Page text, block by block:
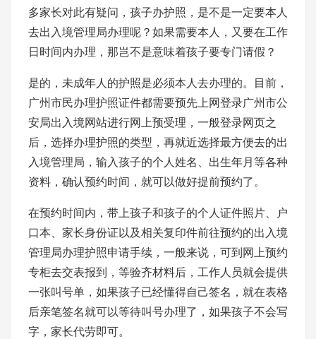
多家长对此有疑问，孩子办护照，是不是一定要本人
去出入境管理局办理呢？如果需要本人，又要在工作
日时间内办理，那岂不是意味着孩子要专门请假？
是的，未成年人的护照是必须本人去办理的。目前，
广州市民办理护照证件都需要预先上网登录广州市公
安局出入境网站进行网上预受理，一般登录网页之
后，选择办理护照的类型，再就近选择最方便去的出
入境管理局，输入孩子的个人姓名、出生年月等各种
资料，确认预约时间，就可以做好提前预约了。
在预约时间内，带上孩子和孩子的个人证件照片、户
口本、家长身份证以及相关复印件前往预约的出入境
管理局办理护照申请手续，一般来说，可到网上预约
专柜去交表报到，等验齐材料后，工作人员就会提供
一张叫号单，如果孩子已经懂得自己签名，就在表格
后亲笔签名就可以等待叫号办理了，如果孩子不会写
字，家长代劳即可。